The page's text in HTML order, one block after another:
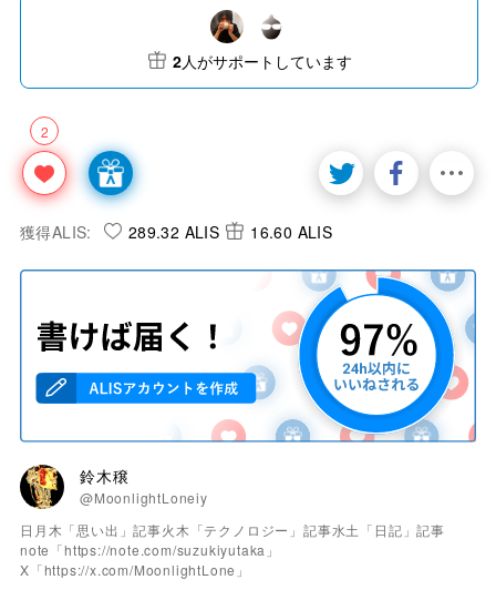
2
2人がサポートしています
獲得ALIS: 289.32 ALIS 16.60 ALIS
鈴木穣
@MoonlightLoneiy
日月木「思い出」記事火木「テクノロジー」記事水土「日記」記事
note「https://note.com/suzukiyutaka」
X「https://x.com/MoonlightLone」